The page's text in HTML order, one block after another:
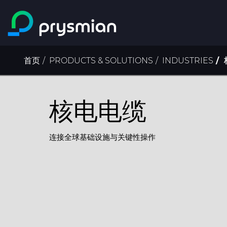
跳至主要内容
面
包
首页 PRODUCTS & SOLUTIONS INDUSTRIES
核电电缆
连接全球基础设施与关键性操作